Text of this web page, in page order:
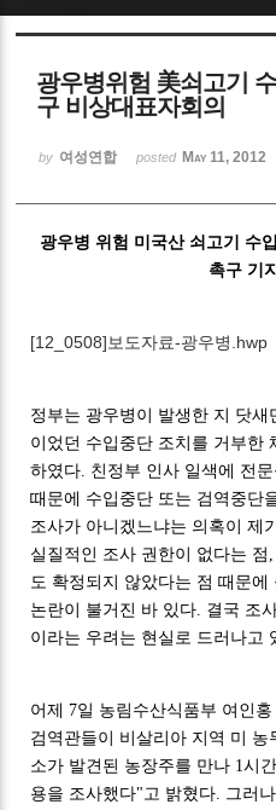
광우병위험 美쇠고기
구 비상대표자회의
by 여성연합 posted May 11, 2012
광우병 위험 미국산 쇠고기 수
촉구 기
[12_0508]보도자료-광우병.hwp
정부는 광우병이 발생한 지 닷
이었던 수입중단 조치를 거부한
하였다. 친정부 인사 일색에 전
때문에 수입중단 또는 검역중단
조사가 아니겠느냐는 의혹이 제
실질적인 조사 권한이 없다는
도 확정되지 않았다는 점 때문
논란이 불거진 바 있다. 결국 조
이라는 우려는 현실로 드러나고
어제 7일 농림수산식품부 여인
검역관들이 비살리아 지역 미
소가 발견된 농장주를 만나 1시
용을 조사했다"고 밝혔다. 그러
Sketchbook5,
Sketchbook5,